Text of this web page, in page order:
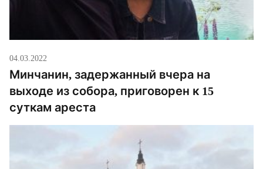
04.03.2022
Минчанин, задержанный вчера на
выходе из собора, приговорен к 15
суткам ареста